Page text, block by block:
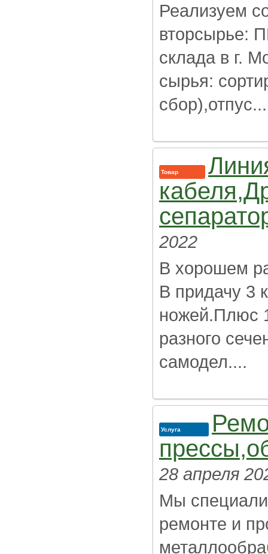
Реализуем
вторсырье:
склада в г.
сырья:
сбор),отпус...
Товар
2022
В хорошем
В придачу 3
ножей.Плюс
разного
самодел....
Услуга
28 апреля
Мы
ремонте и